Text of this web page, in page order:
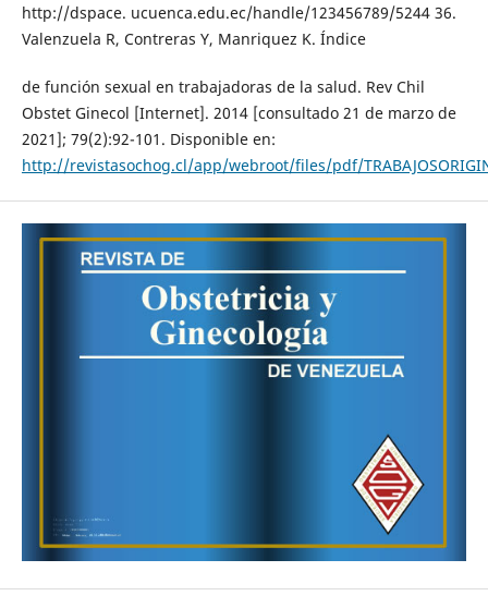
http://dspace. ucuenca.edu.ec/handle/123456789/5244 36.
Valenzuela R, Contreras Y, Manriquez K. Índice
de función sexual en trabajadoras de la salud. Rev Chil
Obstet Ginecol [Internet]. 2014 [consultado 21 de marzo de
2021]; 79(2):92-101. Disponible en:
http://revistasochog.cl/app/webroot/files/pdf/